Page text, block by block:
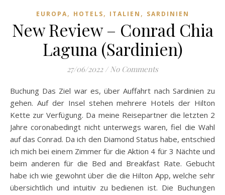
EUROPA, HOTELS, ITALIEN , SARDINIEN
New Review – Conrad Chia
Laguna (Sardinien)
27/06/2022 / No Comments
Buchung Das Ziel war es, über Auffahrt nach Sardinien zu
gehen. Auf der Insel stehen mehrere Hotels der Hilton
Kette zur Verfügung. Da meine Reisepartner die letzten 2
Jahre coronabedingt nicht unterwegs waren, fiel die Wahl
auf das Conrad. Da ich den Diamond Status habe, entschied
ich mich bei einem Zimmer für die Aktion 4 für 3 Nächte und
beim anderen für die Bed and Breakfast Rate. Gebucht
habe ich wie gewohnt über die die Hilton App, welche sehr
übersichtlich und intuitiv zu bedienen ist. Die Buchungen